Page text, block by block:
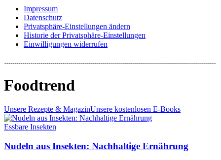
Impressum
Datenschutz
Privatsphäre-Einstellungen ändern
Historie der Privatsphäre-Einstellungen
Einwilligungen widerrufen
Foodtrend
Unsere Rezepte & MagazinUnsere kostenlosen E-Books
Essbare Insekten
Nudeln aus Insekten: Nachhaltige Ernährung